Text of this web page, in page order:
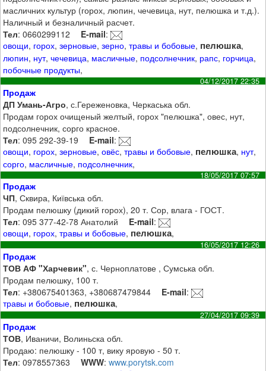
масличних культур (горох, люпин, чечевица, нут, пелюшка и т.д.).
Наличный и безналичный расчет.
Тел: 0660299112 E-mail:
овощи, горох,зерновые,зерно,травы и бобовые, пелюшка,
люпин, нут,чечевица, масличные, подсолнечник, рапс, горчица,
побочные продукты,
04/12/2017 22:35
Продаж
ДП Умань-Агро, с.Гереженовка, Черкаська обл.
Продам горох очищеный желтый, горох "пелюшка", овес, нут,
подсолнечник, сорго красное.
Тел: 095 292-39-19 E-mail:
овощи, горох,зерновые,овёс,травы и бобовые, пелюшка, нут,
сорго, масличные, подсолнечник,
18/05/2017 07:57
Продаж
ЧП, Сквира, Київська обл.
Продам пелюшку (дикий горох), 20 т. Сор, влага - ГОСТ.
Тел: 095 377-42-78 Анатолий E-mail:
овощи, горох,травы и бобовые, пелюшка,
16/05/2017 12:26
Продаж
ТОВ АФ "Харчевик", с. Черноплатове , Сумська обл.
Продам пелюшку, 100 т.
Тел: +380675401363, +380687479844 E-mail:
травы и бобовые, пелюшка,
27/04/2017 09:39
Продаж
ТОВ, Иваничи, Волиньска обл.
Продаю: пелюшку - 100 т, вику яровую - 50 т.
Тел: 0978557363 WWW:www.porytsk.com